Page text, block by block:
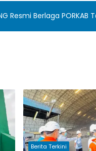
Resmi Berlaga
Berita Terkini